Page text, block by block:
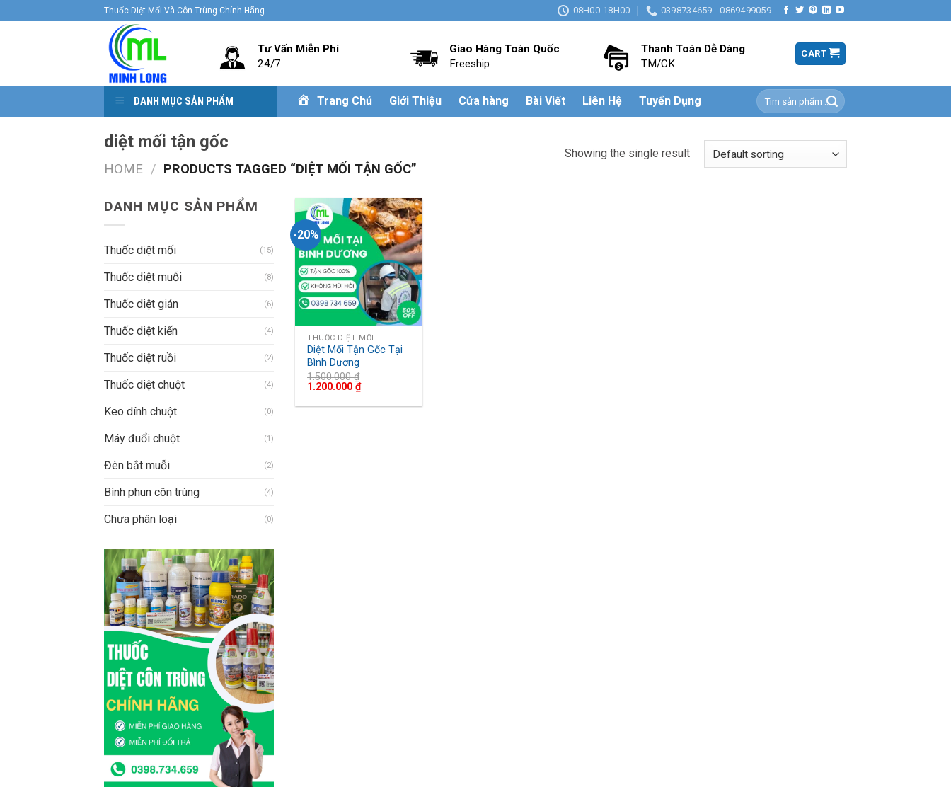
to
Thuốc Diệt Mối Và Côn Trùng Chính Hãng 08H00-18H00 0398734659 - 0869499059
Tư Vấn Miễn Phí
24/7
Giao Hàng Toàn Quốc
Freeship
Thanh Toán Dễ Dàng
TM/CK
CART
DANH MỤC SẢN PHẨM Trang Chủ Giới Thiệu Cửa hàng Bài Viết Liên Hệ Tuyển Dụng
Search
for:
diệt mối tận gốc
HOME / PRODUCTS TAGGED “DIỆT MỐI TẬN GỐC”
Showing the single result
DANH MỤC SẢN PHẨM
Thuốc diệt mối (15)
Thuốc diệt muỗi (8)
Thuốc diệt gián (6)
Thuốc diệt kiến (4)
Thuốc diệt ruồi (2)
Thuốc diệt chuột (4)
Keo dính chuột (0)
Máy đuổi chuột (1)
Đèn bắt muỗi (2)
Bình phun côn trùng (4)
Chưa phân loại (0)
-20%
THUỐC DIỆT MỐI
Diệt Mối Tận Gốc Tại
Bình Dương
1.500.000₫
1.200.000₫